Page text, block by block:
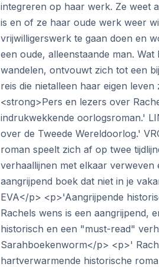
integreren op haar werk. Ze weet
is en of ze haar oude werk weer
vrijwilligerswerk te gaan doen en
een oude, alleenstaande man.
wandelen, ontvouwt zich tot een
reis die nietalleen haar eigen
<strong>Pers en lezers over
indrukwekkende oorlogsroman.'
over de Tweede Wereldoorlog.'
roman speelt zich af op twee
verhaallijnen met elkaar
aangrijpend boek dat niet in je
EVA</p> <p>'Aangrijpende
Rachels wens is een aangrijpend,
historisch en een "must-read"
Sarahboekenworm</p> <p>'
hartverwarmende historische